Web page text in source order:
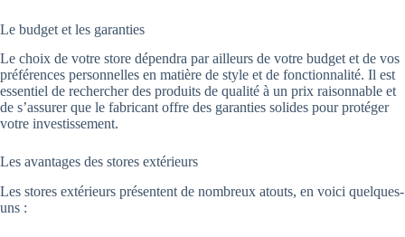
Le budget et les garanties
Le choix de votre store dépendra par ailleurs de votre budget et de vos
préférences personnelles en matière de style et de fonctionnalité. Il est
essentiel de rechercher des produits de qualité à un prix raisonnable et
de s’assurer que le fabricant offre des garanties solides pour protéger
votre investissement.
Les avantages des stores extérieurs
Les stores extérieurs présentent de nombreux atouts, en voici quelques-
uns :